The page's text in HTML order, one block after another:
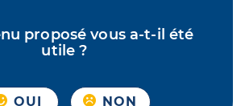
proposé vous a-t-il été
utile ?
OUI NON